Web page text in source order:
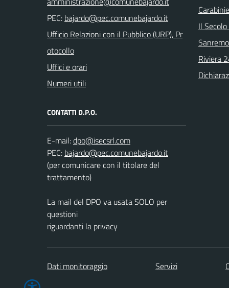
PEC:
Ufficio Relazioni con il Pubblico (URP), Pr
otocollo
Uffici e orari
Numeri utili
CONTATTI D.P.O.
E-mail:
PEC:
(per comunicare con il titolare del
trattamento)
La mail del DPO va usata SOLO per
questioni
riguardanti la privacy
Il Secolo
Riviera
Dati monitoraggio Servizi